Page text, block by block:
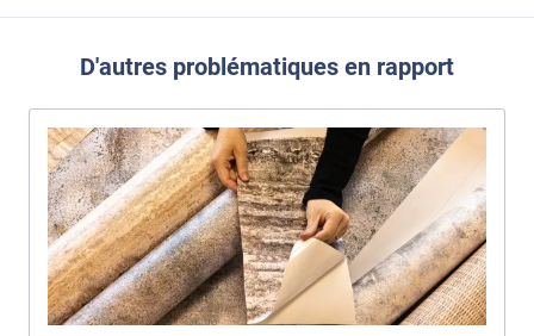
D'autres problématiques en rapport